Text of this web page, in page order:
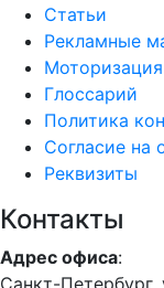
Статьи
Рекламные
Глоссарий
Политика
Согласие на
Реквизиты
Контакты
Адрес офиса:
Санкт-